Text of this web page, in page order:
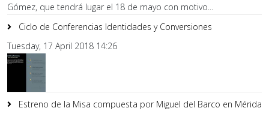
Gómez, que tendrá lugar el 18 de mayo con motivo...
Ciclo de Conferencias Identidades y Conversiones
Tuesday, 17 April 2018 14:26
Estreno de la Misa compuesta por Miguel del Barco en Mérida